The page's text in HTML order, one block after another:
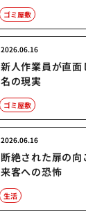
ゴミ屋敷
新人作業員が直面
名の現実
2026.06.16
ゴミ屋敷
断絶された扉の向
来客への恐怖
2026.06.16
生活